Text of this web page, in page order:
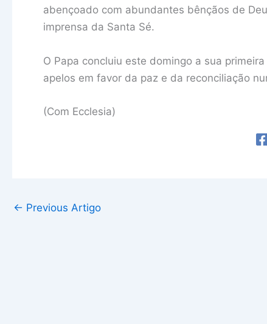
abençoado com abundantes bênçãos de
imprensa da Santa Sé.
O Papa concluiu este domingo a sua
apelos em favor da paz e da reconciliação
(Com Ecclesia)
← Previous Artigo